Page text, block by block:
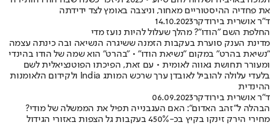
את פחדיה ההיסטוריים מאחור, וניצבה באומץ לצד ידידתה
ד"ר אושרית בירודקר14.10.2023
החלפת השם "הודו"? מהלך שעלול להיות נועז מדי
מדינת הענק סוערת בעקבות הזמנה ששיגרה הנשיאה ובה כינתה עצמה
"נשיאת בהרט" במקום "נשיאת הודו" • "בהרט" הוא שמה של הודו בהינדי
ומעורר תחושת גאווה לאומית • עם זאת, הפיכתו הפוטנציאלית לשם
בלעדי עלולה להוביל לאובדן ערך שרכש המותג India ולקידום הלאומנות
ההינדית
ד"ר אושרית בירודקר06.09.2023
הבהלה ל"זהב האדום": האם העגבנייה תפיל את הממשלה של מודי?
מחירי הירק זינקו בקיץ בכ-450% בעקבות גל הצפות באזורי הגידול